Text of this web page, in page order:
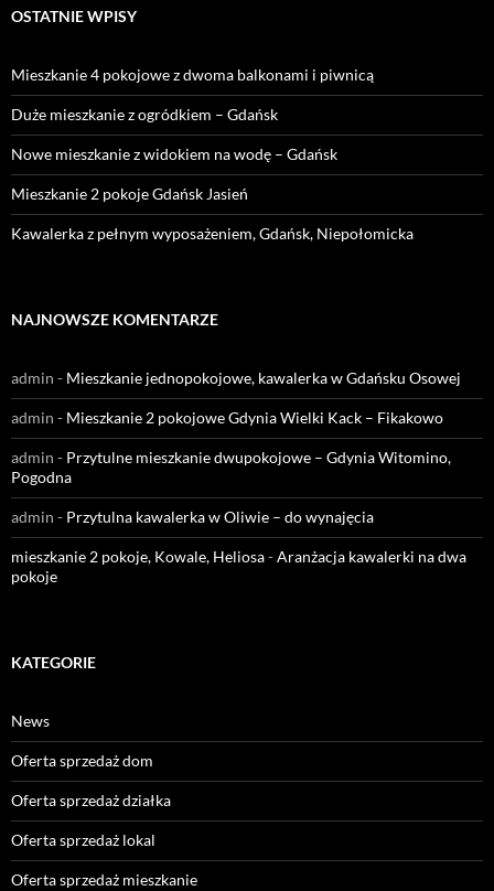
OSTATNIE WPISY
Mieszkanie 4 pokojowe z dwoma balkonami i piwnicą
Duże mieszkanie z ogródkiem – Gdańsk
Nowe mieszkanie z widokiem na wodę – Gdańsk
Mieszkanie 2 pokoje Gdańsk Jasień
Kawalerka z pełnym wyposażeniem, Gdańsk, Niepołomicka
NAJNOWSZE KOMENTARZE
admin - Mieszkanie jednopokojowe, kawalerka w Gdańsku Osowej
admin - Mieszkanie 2 pokojowe Gdynia Wielki Kack – Fikakowo
admin - Przytulne mieszkanie dwupokojowe – Gdynia Witomino,
Pogodna
admin - Przytulna kawalerka w Oliwie – do wynajęcia
mieszkanie 2 pokoje, Kowale, Heliosa-Aranżacja kawalerki na dwa
pokoje
KATEGORIE
News
Oferta sprzedaż dom
Oferta sprzedaż działka
Oferta sprzedaż lokal
Oferta sprzedaż mieszkanie